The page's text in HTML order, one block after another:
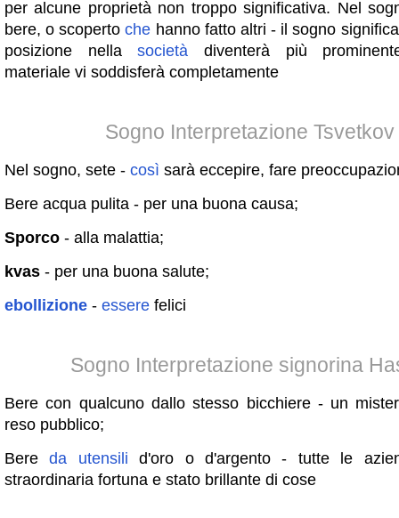
per alcune proprietà non troppo significativa. Nel
bere, o scopertoche hanno fatto altri - il sogno
posizione nellasocietà diventerà più
materiale vi soddisferà completamente
Sogno Interpretazione Tsvetkov
Nel sogno, sete - così sarà eccepire, fare
Bere acqua pulita - per una buona causa;
Sporco - alla malattia;
kvas - per una buona salute;
ebollizione - essere felici
Sogno Interpretazione signorina
Bere con qualcuno dallo stesso bicchiere - un
reso pubblico;
Bereda utensili d'oro o d'argento - tutte le
straordinaria fortuna e stato brillante di cose